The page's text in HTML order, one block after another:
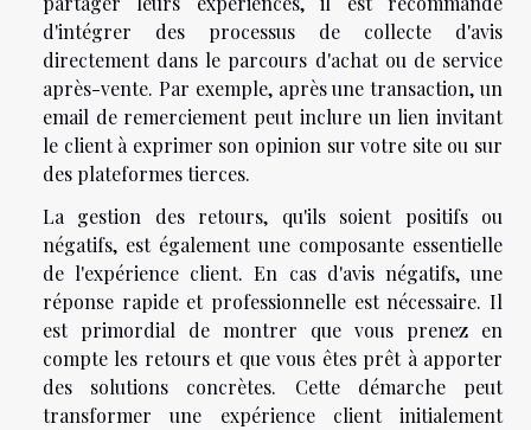
d'intégrer des processus de collecte d'avis
directement dans le parcours d'achat ou de service
après-vente. Par exemple, après une transaction, un
email de remerciement peut inclure un lien invitant
le client à exprimer son opinion sur votre site ou sur
des plateformes tierces.
La gestion des retours, qu'ils soient positifs ou
négatifs, est également une composante essentielle
de l'expérience client. En cas d'avis négatifs, une
réponse rapide et professionnelle est nécessaire. Il
est primordial de montrer que vous prenez en
compte les retours et que vous êtes prêt à apporter
des solutions concrètes. Cette démarche peut
transformer une expérience client initialement